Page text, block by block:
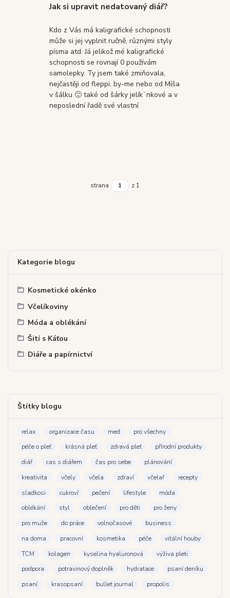
Kategorie blogu
Kosmetické okénko
Včelíkoviny
Móda a oblékání
Šití s Káťou
Diáře a papírnictví
Štítky blogu
relax organizace času med
pro všechny
péče o pleť
krásná pleť zdravá pleť
přírodní produkty
diář
cas s diářem čas pro sebe
plánování
kreativita
včely včela zdraví včelař
recepty
sladkosi
cukroví pečení lifestyle
móda
oblékání
styl oblečení pro děti
pro ženy
pro muže
do práce volnočasové
business
na doma
pracovní kosmetika péče
vitální houby
TCM
kolagen kyselina hyaluronová
výživa pleti
podpora
potravinový doplněk hydratace
psaní deníku
psaní
krasopsaní bullet journal propolis
Jak si upravit nedatovaný diář?
Kdo z Vás má kaligrafické schopnosti
může si jej vyplnit ručně, různými styly
písma atd. Já jelikož mé kaligrafické
schopnosti se rovnají 0 používám
samolepky. Ty jsem také zmiňovala,
nejčastěji od fleppi, by-me nebo od Míša
v šálku 🙂 také od šárky jelík¨nkové a v
neposlední řadě své vlastní
strana z 1